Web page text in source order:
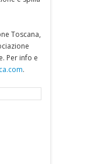
Toscana,
Per info e
.